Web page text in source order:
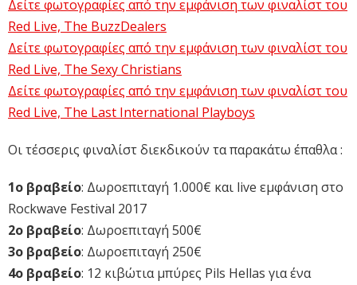
Δείτε φωτογραφίες από την εμφάνιση των φιναλίστ του
Red Live, The BuzzDealers
Δείτε φωτογραφίες από την εμφάνιση των φιναλίστ του
Red Live, The Sexy Christians
Δείτε φωτογραφίες από την εμφάνιση των φιναλίστ του
Red Live, The Last International Playboys
Οι τέσσερις φιναλίστ διεκδικούν τα παρακάτω έπαθλα :
1ο βραβείο: Δωροεπιταγή 1.000€ και live εμφάνιση στο
Rockwave Festival 2017
2ο βραβείο: Δωροεπιταγή 500€
3ο βραβείο: Δωροεπιταγή 250€
4ο βραβείο: 12 κιβώτια μπύρες Pils Hellas για ένα